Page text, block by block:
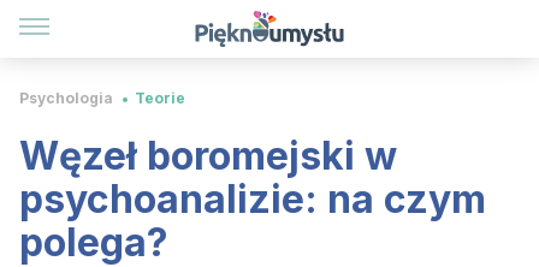
Psychologia Teorie
Węzeł boromejski w
psychoanalizie: na czym
polega?